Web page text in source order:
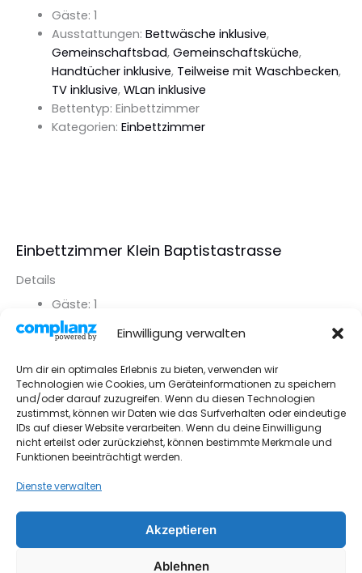
Einwilligung verwalten
Um dir ein optimales Erlebnis zu bieten, verwenden wir
Technologien wie Cookies, um Geräteinformationen zu speichern
und/oder darauf zuzugreifen. Wenn du diesen Technologien
zustimmst, können wir Daten wie das Surfverhalten oder eindeutige
IDs auf dieser Website verarbeiten. Wenn du deine Einwilligung
nicht erteilst oder zurückziehst, können bestimmte Merkmale und
Funktionen beeinträchtigt werden.
Dienste verwalten
Akzeptieren
Ablehnen
Gäste: 1
Ausstattungen: Bettwäsche inklusive,
Gemeinschaftsbad, Gemeinschaftsküche,
Handtücher inklusive, Teilweise mit Waschbecken,
TV inklusive, WLan inklusive
Bettentyp: Einbettzimmer
Kategorien: Einbettzimmer
Einbettzimmer Klein Baptistastrasse
Details
Gäste: 1
Ausstattungen:
Gemeinschaftsbad,Gemeinschaftsküche
TV inklusive,WLan inklusive
Bettentyp:Einbettzimmer Klein
Kategorien: Einbettzimmer Klein
Details Ansehen
Impressum